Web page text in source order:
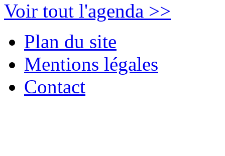
Voir tout l'agenda >>
Plan du site
Mentions légales
Contact